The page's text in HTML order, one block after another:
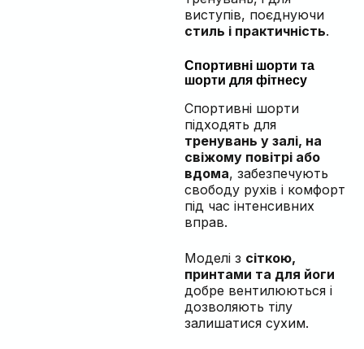
виступів, поєднуючи
стиль і практичність.
Спортивні шорти та
шорти для фітнесу
Спортивні шорти
підходять для
тренувань у залі, на
свіжому повітрі або
вдома, забезпечують
свободу рухів і комфорт
під час інтенсивних
вправ.
Моделі з сіткою,
принтами та для йоги
добре вентилюються і
дозволяють тілу
залишатися сухим.